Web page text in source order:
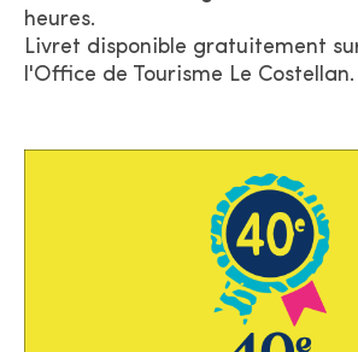
heures.
Livret disponible gratuitement
l'Office de Tourisme Le Costellan.